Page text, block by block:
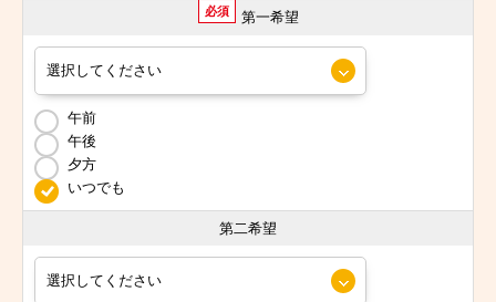
必須 第一希望
午前
午後
夕方
いつでも
第二希望